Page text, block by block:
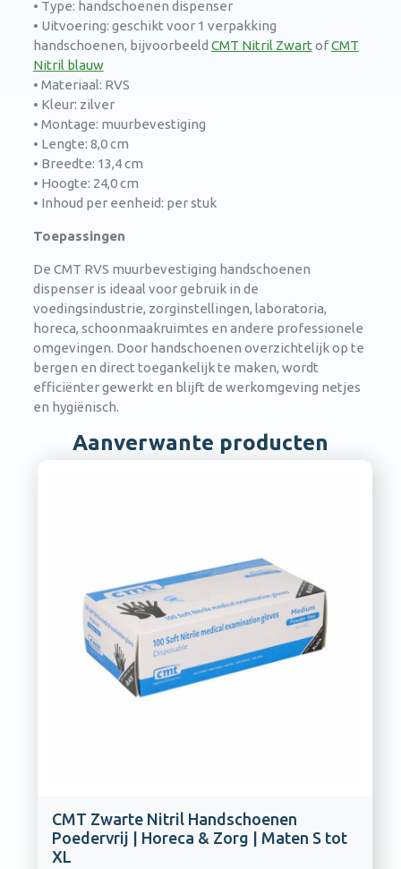
• Type: handschoenen dispenser
• Uitvoering: geschikt voor 1 verpakking
handschoenen, bijvoorbeeld CMT Nitril ZwartofCMT
Nitril blauw
• Materiaal: RVS
• Kleur: zilver
• Montage: muurbevestiging
• Lengte: 8,0 cm
• Breedte: 13,4 cm
• Hoogte: 24,0 cm
• Inhoud per eenheid: per stuk
Toepassingen
De CMT RVS muurbevestiging handschoenen
dispenser is ideaal voor gebruik in de
voedingsindustrie, zorginstellingen, laboratoria,
horeca, schoonmaakruimtes en andere professionele
omgevingen. Door handschoenen overzichtelijk op te
bergen en direct toegankelijk te maken, wordt
efficiënter gewerkt en blijft de werkomgeving netjes
en hygiënisch.
Aanverwante producten
CMT Zwarte Nitril Handschoenen
Poedervrij | Horeca & Zorg | Maten S tot
XL